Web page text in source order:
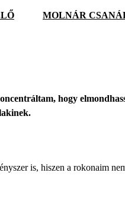
MOLNÁR
hogy
is, hiszen a rokonaim